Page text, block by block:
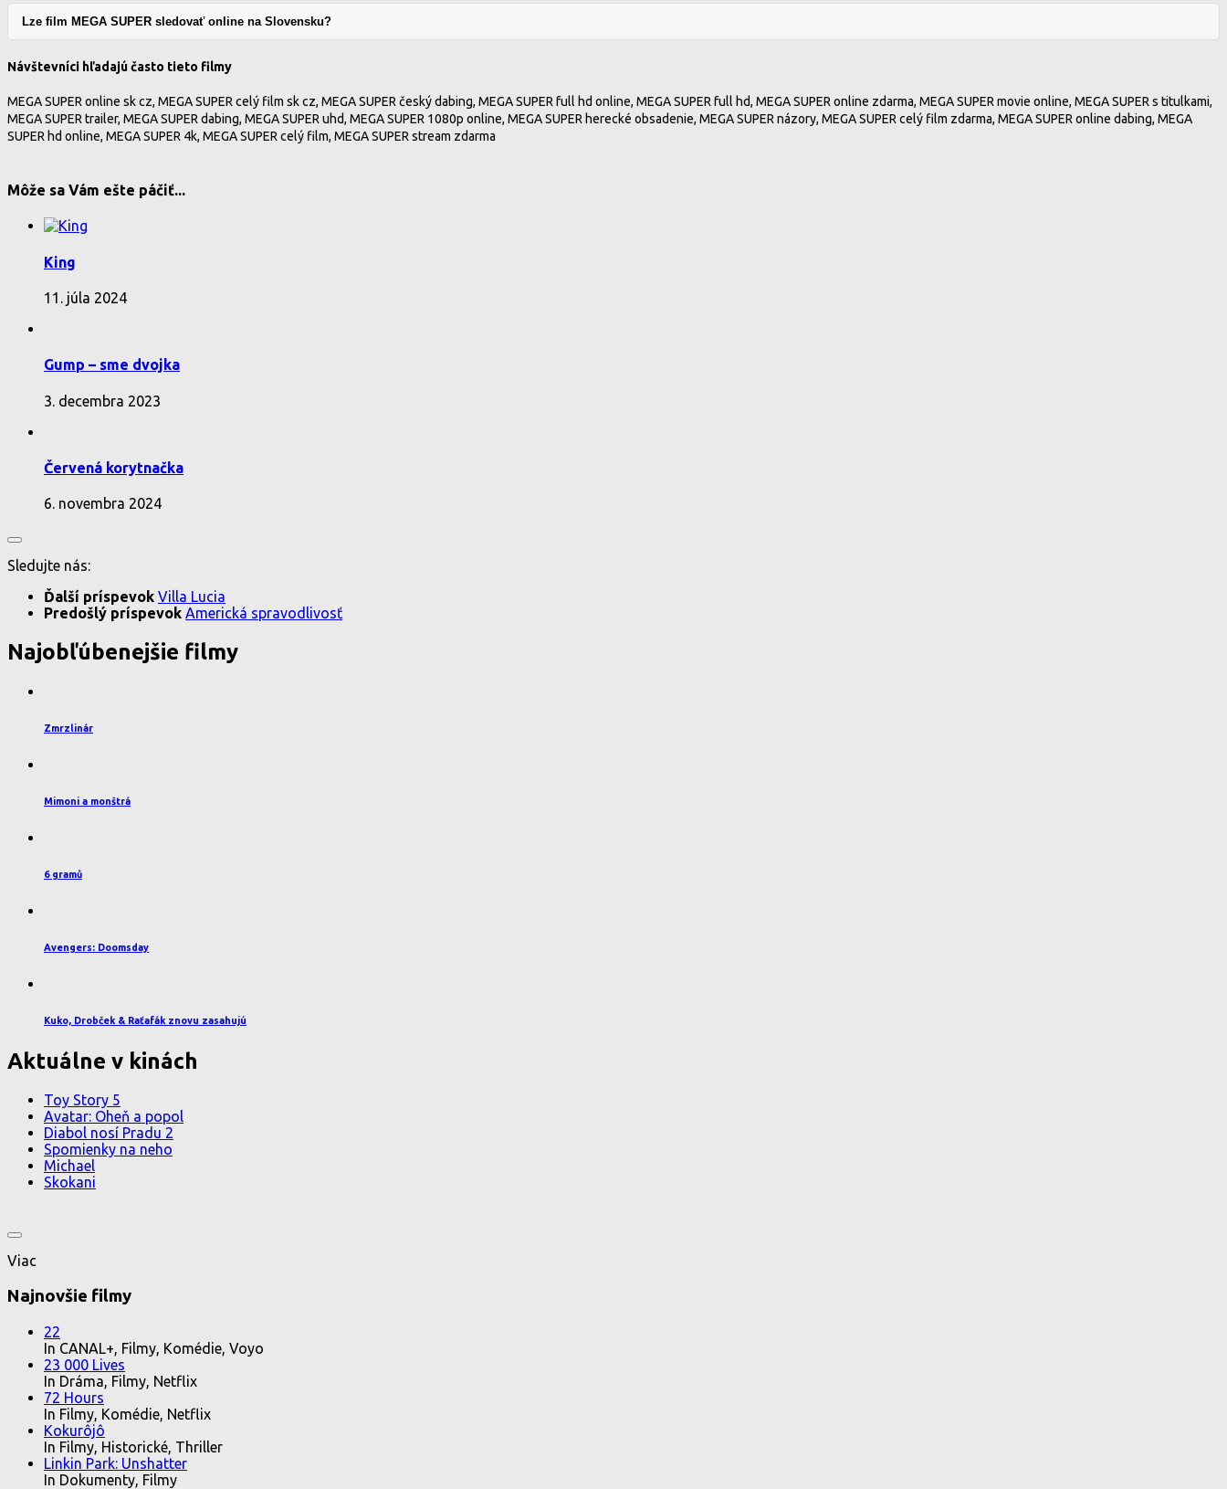
Lze film MEGA SUPER sledovať online na Slovensku?
Návštevníci hľadajú často tieto filmy
MEGA SUPER online sk cz, MEGA SUPER celý film sk cz, MEGA SUPER český dabing, MEGA SUPER full hd online, MEGA SUPER full hd, MEGA SUPER online zdarma, MEGA SUPER movie online, MEGA SUPER s titulkami,
MEGA SUPER trailer, MEGA SUPER dabing, MEGA SUPER uhd, MEGA SUPER 1080p online, MEGA SUPER herecké obsadenie, MEGA SUPER názory, MEGA SUPER celý film zdarma, MEGA SUPER online dabing, MEGA
SUPER hd online, MEGA SUPER 4k, MEGA SUPER celý film, MEGA SUPER stream zdarma
Môže sa Vám ešte páčiť...
King
11. júla 2024
Gump – sme dvojka
3. decembra 2023
Červená korytnačka
6. novembra 2024
Sledujte nás:
Ďalší príspevok Villa Lucia
Predošlý príspevok Americká spravodlivosť
Najobľúbenejšie filmy
Zmrzlinár
Mimoni a monštrá
6 gramů
Avengers: Doomsday
Kuko, Drobček & Raťafák znovu zasahujú
Aktuálne v kinách
Toy Story 5
Avatar: Oheň a popol
Diabol nosí Pradu 2
Spomienky na neho
Michael
Skokani
Viac
Najnovšie filmy
22
In CANAL+, Filmy, Komédie, Voyo
23 000 Lives
In Dráma, Filmy, Netflix
72 Hours
In Filmy, Komédie, Netflix
Kokurôjô
In Filmy, Historické, Thriller
Linkin Park: Unshatter
In Dokumenty, Filmy